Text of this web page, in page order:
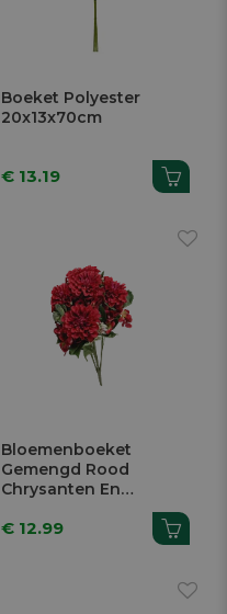
Boeket Polyester
20x13x70cm
€ 13.19
Bloemenboeket
Gemengd Rood
Chrysanten En
€ 12.99